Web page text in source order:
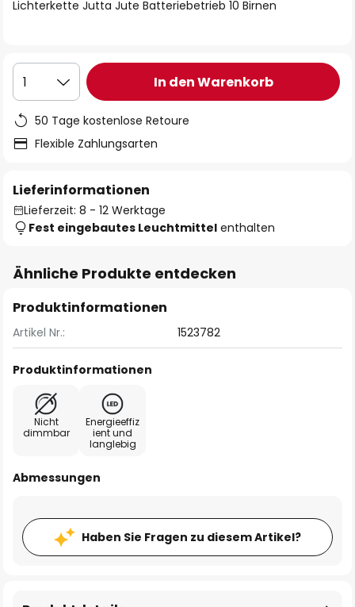
Lichterkette Jutta Jute Batteriebetrieb 10 Birnen
1 In den Warenkorb
50 Tage kostenlose Retoure
Flexible Zahlungsarten
Lieferinformationen
Lieferzeit: 8 - 12 Werktage
Fest eingebautes Leuchtmittel enthalten
Ähnliche Produkte entdecken
Produktinformationen
Artikel Nr.: 1523782
Produktinformationen
Nicht
dimmbar
Energieeffiz
ient und
langlebig
Abmessungen
Haben Sie Fragen zu diesem Artikel?